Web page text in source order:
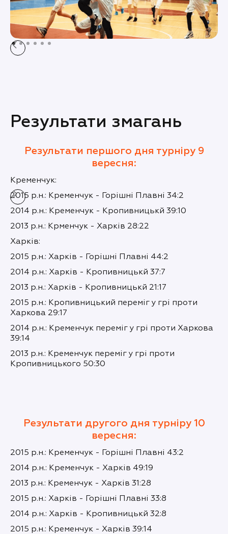
Результати змагань
Результати першого дня турніру 9
вересня:
Кременчук:
2015 р.н.: Кременчук - Горішні Плавні 34:2
2014 р.н.: Кременчук - Кропивницькй 39:10
2013 р.н.: Крменчук - Харків 28:22
Харків:
2015 р.н.: Харків - Горішні Плавні 44:2
2014 р.н.: Харків - Кропивницькй 37:7
2013 р.н.: Харків - Кропивницькй 21:17
2015 р.н.: Кропивницький переміг у грі проти
Харкова 29:17
2014 р.н.: Кременчук переміг у грі проти Харкова
39:14
2013 р.н.: Кременчук переміг у грі проти
Кропивницького 50:30
Результати другого дня турніру 10
вересня:
2015 р.н.: Кременчук - Горішні Плавні 43:2
2014 р.н.: Кременчук - Харків 49:19
2013 р.н.: Кременчук - Харків 31:28
2015 р.н.: Харків - Горішні Плавні 33:8
2014 р.н.: Харків - Кропивницькй 32:8
2015 р.н.: Кременчук - Харків 39:14